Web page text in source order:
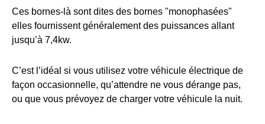
Ces bornes-là sont dites des bornes "monophasées"
elles fournissent généralement des puissances allant
jusqu’à 7,4kw.
C’est l’idéal si vous utilisez votre véhicule électrique de
façon occasionnelle, qu’attendre ne vous dérange pas,
ou que vous prévoyez de charger votre véhicule la nuit.